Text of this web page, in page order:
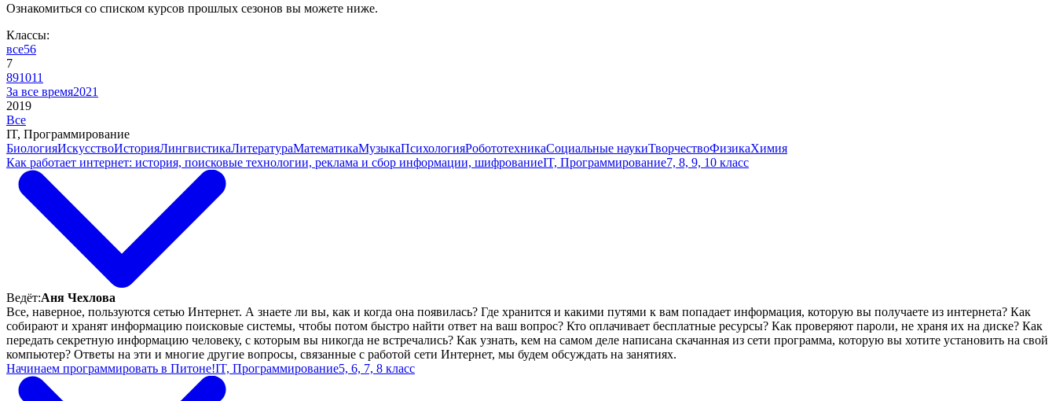
Ознакомиться со списком курсов прошлых сезонов вы можете ниже.
Классы:
все56
7
891011
За все время2021
2019
Все
IT, Программирование
БиологияИскусствоИсторияЛингвистикаЛитератураМатематикаМузыкаПсихологияРобототехникаСоциальные наукиТворчествоФизикаХимия
Как работает интернет: история, поисковые технологии, реклама и сбор информации, шифрованиеIT, Программирование7, 8, 9, 10 класс
Ведёт:Аня Чехлова
Все, наверное, пользуются сетью Интернет. А знаете ли вы, как и когда она появилась? Где хранится и какими путями к вам попадает информация, которую вы получаете из интернета? Как
собирают и хранят информацию поисковые системы, чтобы потом быстро найти ответ на ваш вопрос? Кто оплачивает бесплатные ресурсы? Как проверяют пароли, не храня их на диске? Как
передать секретную информацию человеку, с которым вы никогда не встречались? Как узнать, кем на самом деле написана скачанная из сети программа, которую вы хотите установить на свой
компьютер? Ответы на эти и многие другие вопросы, связанные с работой сети Интернет, мы будем обсуждать на занятиях.
Начинаем программировать в Питоне!IT, Программирование5, 6, 7, 8 класс